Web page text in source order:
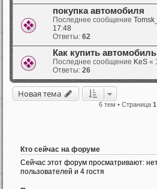
покупка автомобиля
Последнее сообщение
17:48
Ответы: 62
Как купить
Последнее сообщение KeS «
Ответы: 26
Новая тема
6 тем • Страница 1
Кто сейчас на форуме
Сейчас этот форум просматривают:
пользователей и 4 гостя